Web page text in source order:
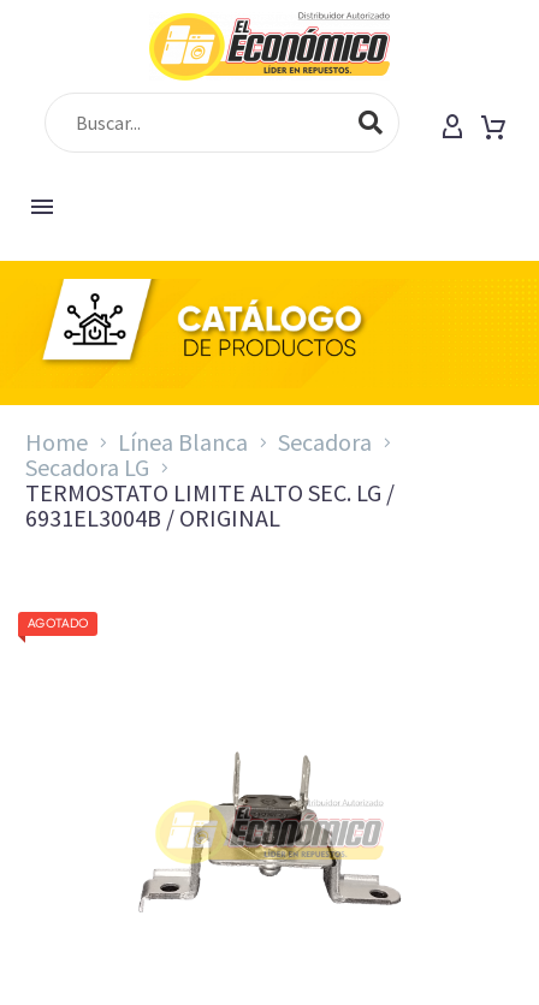
Home Línea Blanca
Secadora
Secadora LG
TERMOSTATO LIMITE ALTO SEC. LG /
6931EL3004B / ORIGINAL
AGOTADO